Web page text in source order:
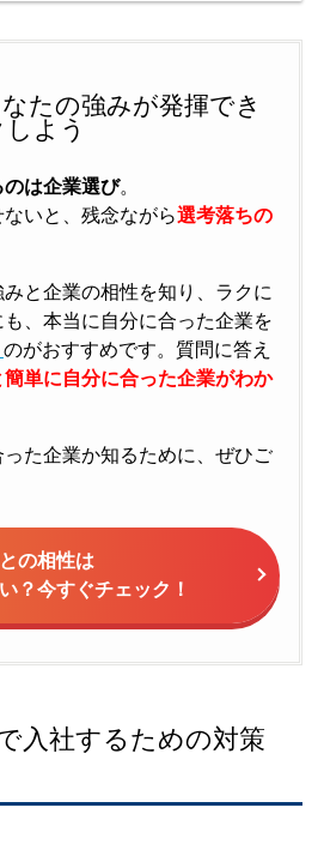
たの強みが発揮でき
よう
は企業選び。
いと、残念ながら選考落ちの
と企業の相性を知り、ラクに
、本当に自分に合った企業を
のがおすすめです。質問に答え
単に自分に合った企業がわか
た企業か知るために、ぜひご
の相性は
？今すぐチェック！
入社するための対策